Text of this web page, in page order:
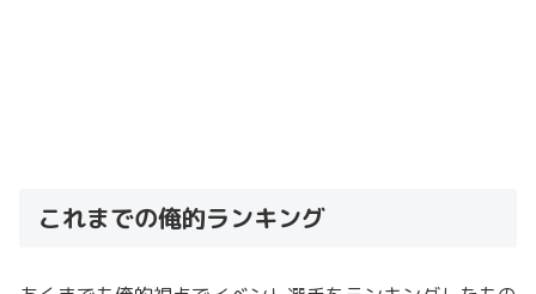
これまでの俺的ランキング